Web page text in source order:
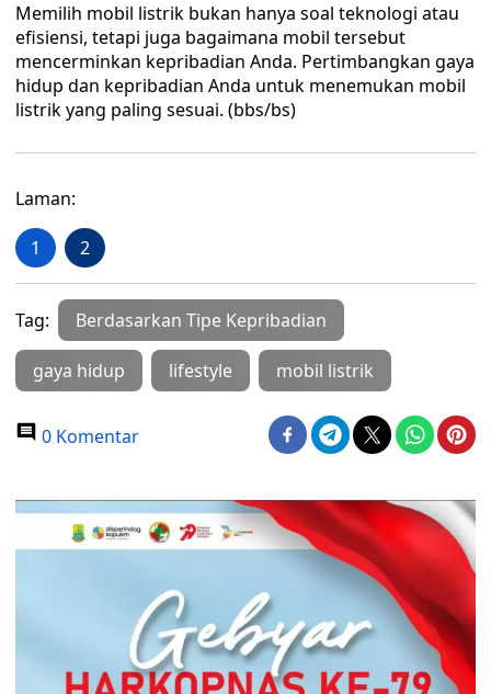
Memilih mobil listrik bukan hanya soal teknologi atau
efisiensi, tetapi juga bagaimana mobil tersebut
mencerminkan kepribadian Anda. Pertimbangkan gaya
hidup dan kepribadian Anda untuk menemukan mobil
listrik yang paling sesuai. (bbs/bs)
Laman:
1 2
Tag: Berdasarkan Tipe Kepribadian
gaya hidup lifestyle mobil listrik
0 Komentar